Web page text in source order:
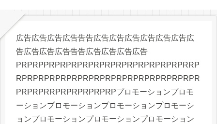
広告広告広告広告告告広告広告広告広告広告広告広
告広告広告広告告告広告広告広告広告
PRPRPPRPRPRPRPRPRPRPRPRPRPRPRPRRP
RPRPRPRPRPRPRPRPRPRPRPRPRPRPRPRPR
PRPRPRRPRPRPRPRPRPプロモーションプロモ
ーションプロモーションプロモーションプロモーシ
ョンプロモーションプロモーションプロモーション